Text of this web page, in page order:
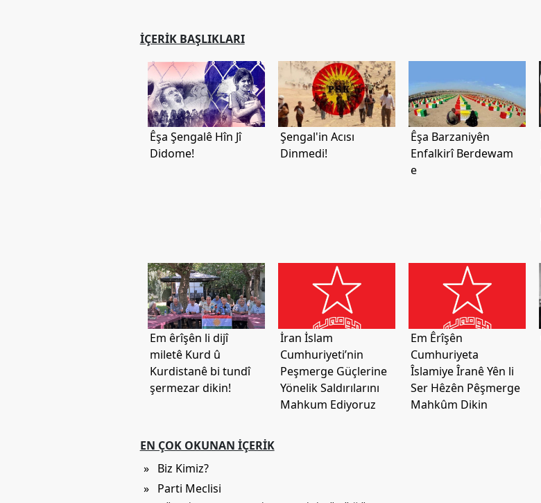
İÇERIK BAŞLIKLARI
Êşa Şengalê Hîn Jî
Didome!
Şengal'in Acısı
Dinmedi!
Êşa Barzaniyên
Enfalkirî Berdewam
e
Em êrîşên li dijî
miletê Kurd û
Kurdistanê bi tundî
şermezar dikin!
İran İslam
Cumhuriyeti’nin
Peşmerge Güçlerine
Yönelik Saldırılarını
Mahkum Ediyoruz
Em Êrîşên
Cumhuriyeta
Îslamiye Îranê Yên li
Ser Hêzên Pêşmerge
Mahkûm Dikin
EN ÇOK OKUNAN İÇERIK
» Biz Kimiz?
» Parti Meclisi